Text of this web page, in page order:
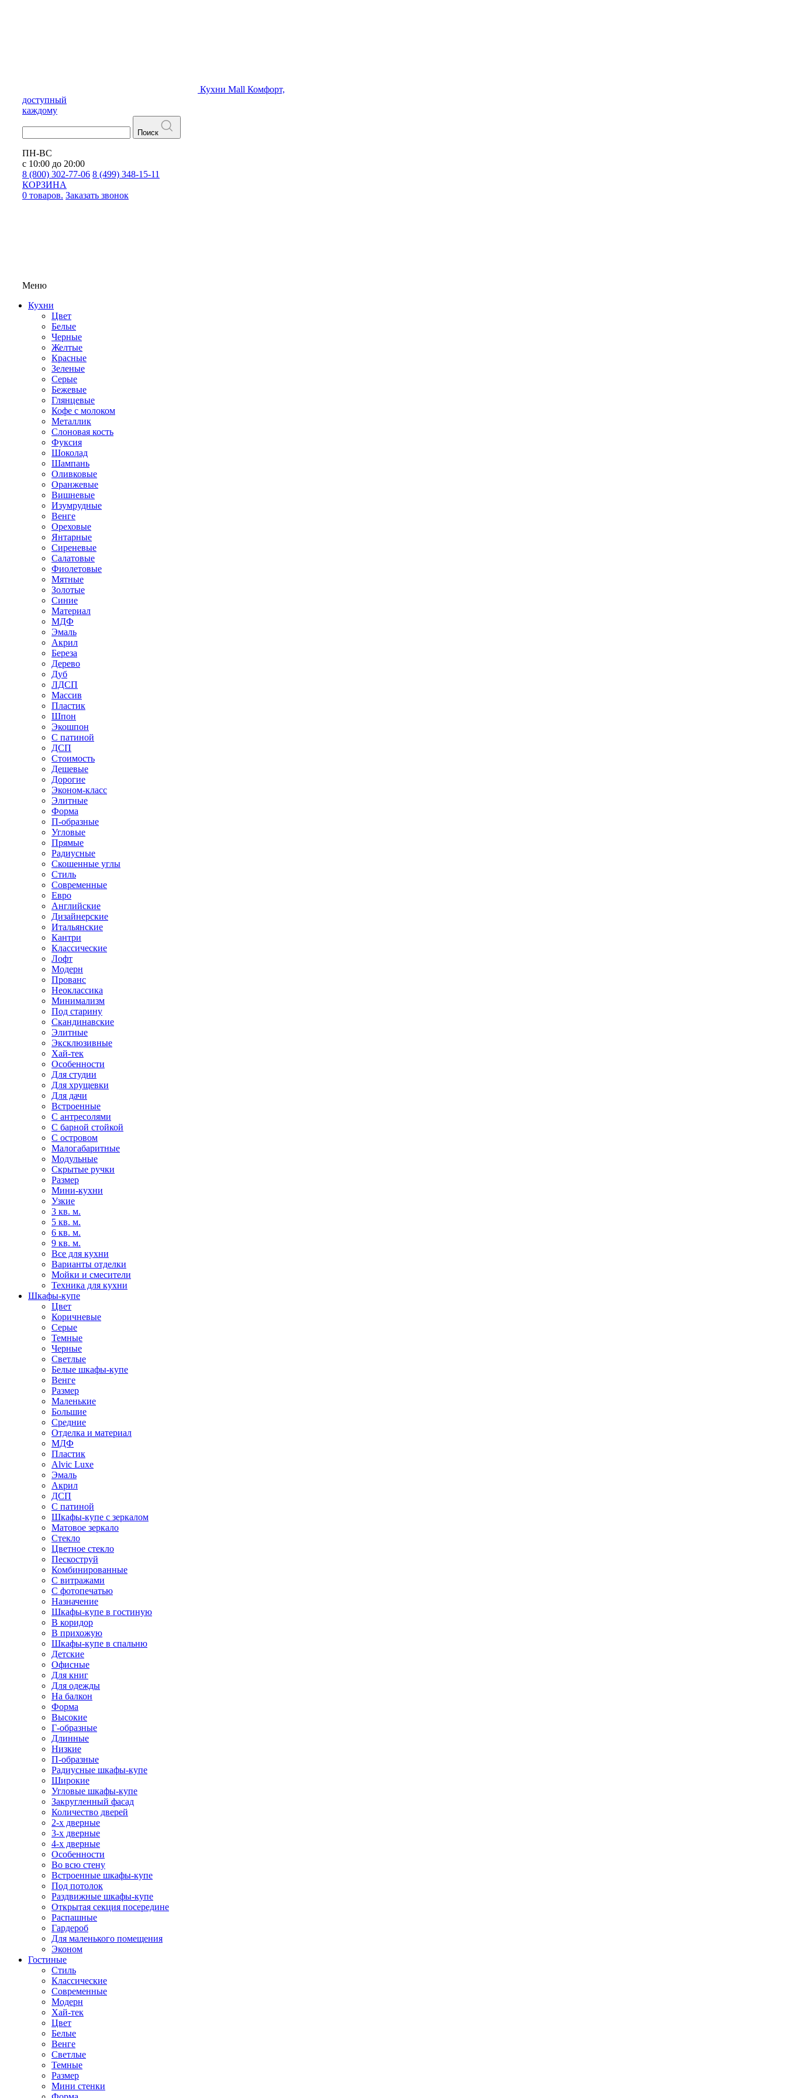
Кухни Mall Комфорт,
доступный
каждому
Поиск
ПН-ВС
с 10:00 до 20:00
8 (800) 302-77-06 8 (499) 348-15-11
КОРЗИНА
0 товаров. Заказать звонок
Меню
Кухни
Цвет
Белые
Черные
Желтые
Красные
Зеленые
Серые
Бежевые
Глянцевые
Кофе с молоком
Металлик
Слоновая кость
Фуксия
Шоколад
Шампань
Оливковые
Оранжевые
Вишневые
Изумрудные
Венге
Ореховые
Янтарные
Сиреневые
Салатовые
Фиолетовые
Мятные
Золотые
Синие
Материал
МДФ
Эмаль
Акрил
Береза
Дерево
Дуб
ЛДСП
Массив
Пластик
Шпон
Экошпон
С патиной
ДСП
Стоимость
Дешевые
Дорогие
Эконом-класс
Элитные
Форма
П-образные
Угловые
Прямые
Радиусные
Скошенные углы
Стиль
Современные
Евро
Английские
Дизайнерские
Итальянские
Кантри
Классические
Лофт
Модерн
Прованс
Неоклассика
Минимализм
Под старину
Скандинавские
Элитные
Эксклюзивные
Хай-тек
Особенности
Для студии
Для хрущевки
Для дачи
Встроенные
С антресолями
С барной стойкой
С островом
Малогабаритные
Модульные
Скрытые ручки
Размер
Мини-кухни
Узкие
3 кв. м.
5 кв. м.
6 кв. м.
9 кв. м.
Все для кухни
Варианты отделки
Мойки и смесители
Техника для кухни
Шкафы-купе
Цвет
Коричневые
Серые
Темные
Черные
Светлые
Белые шкафы-купе
Венге
Размер
Маленькие
Большие
Средние
Отделка и материал
МДФ
Пластик
Alvic Luxe
Эмаль
Акрил
ДСП
С патиной
Шкафы-купе с зеркалом
Матовое зеркало
Стекло
Цветное стекло
Пескоструй
Комбинированные
С витражами
С фотопечатью
Назначение
Шкафы-купе в гостиную
В коридор
В прихожую
Шкафы-купе в спальню
Детские
Офисные
Для книг
Для одежды
На балкон
Форма
Высокие
Г-образные
Длинные
Низкие
П-образные
Радиусные шкафы-купе
Широкие
Угловые шкафы-купе
Закругленный фасад
Количество дверей
2-х дверные
3-х дверные
4-х дверные
Особенности
Во всю стену
Встроенные шкафы-купе
Под потолок
Раздвижные шкафы-купе
Открытая секция посередине
Распашные
Гардероб
Для маленького помещения
Эконом
Гостиные
Стиль
Классические
Современные
Модерн
Хай-тек
Цвет
Белые
Венге
Светлые
Темные
Размер
Мини стенки